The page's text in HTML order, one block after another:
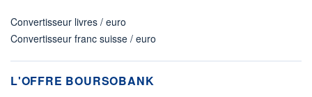
Convertisseur livres / euro
Convertisseur franc suisse / euro
L'OFFRE BOURSOBANK